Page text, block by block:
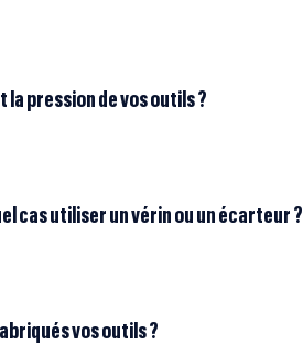
la pression de vos outils ?
cas utiliser un vérin ou un écarteur ?
vos outils ?